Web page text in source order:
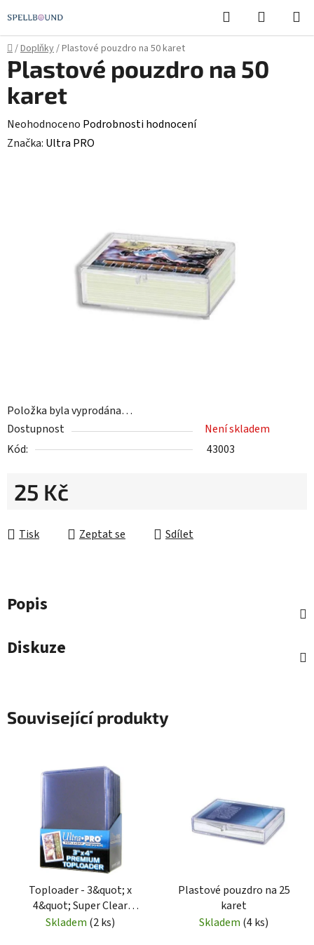
na
obsah
Hledat
KOŠÍK
Domů
/Doplňky/Plastové pouzdro na 50 karet
Položka byla vyprodána…
Dostupnost
Není skladem
Kód:
43003
25 Kč
Tisk
Zeptat se Sdílet
Plastové pouzdro na 50
karet
Průměrné
hodnocení
Neohodnoceno Podrobnosti hodnocení
Značka: Ultra PRO
Popis
Diskuze
Související produkty
Toploader - 3&quot; x
4&quot; Super Clear
Premium (25 kusů)
Skladem (2 ks)
Plastové pouzdro na 25
karet
Skladem (4 ks)